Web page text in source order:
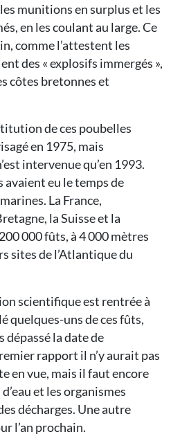
munitions en surplus et les
en les coulant au large. Ce
comme l’attestent les
des « explosifs immergés »,
côtes bretonnes et
de ces poubelles
en 1975, mais
intervenue qu’en 1993.
avaient eu le temps de
La France,
la Suisse et la
000 fûts, à 4 000 mètres
sites de l’Atlantique du
scientifique est rentrée à
quelques-uns de ces fûts,
la date de
rapport il n’y aurait pas
en vue, mais il faut encore
et les organismes
décharges. Une autre
l’an prochain.